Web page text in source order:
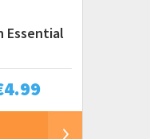
Essential
4.99